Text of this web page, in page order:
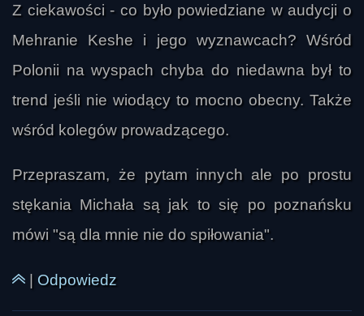
Z ciekawości - co było powiedziane w audycji o
Mehranie Keshe i jego wyznawcach? Wśród
Polonii na wyspach chyba do niedawna był to
trend jeśli nie wiodący to mocno obecny. Także
wśród kolegów prowadzącego.
Przepraszam, że pytam innych ale po prostu
stękania Michała są jak to się po poznańsku
mówi "są dla mnie nie do spiłowania".
Odpowiedz
Russell Gunn